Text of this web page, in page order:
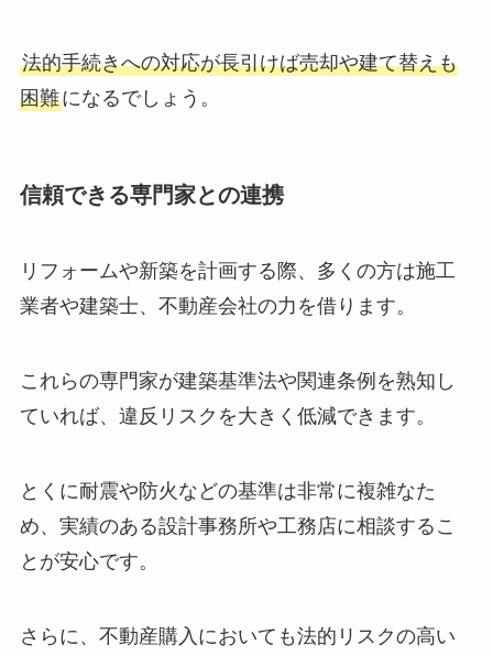
法的手続きへの対応が長引けば売却や建て替えも
困難になるでしょう。
信頼できる専門家との連携
リフォームや新築を計画する際、多くの方は施工
業者や建築士、不動産会社の力を借ります。
これらの専門家が建築基準法や関連条例を熟知し
ていれば、違反リスクを大きく低減できます。
とくに耐震や防火などの基準は非常に複雑なた
め、実績のある設計事務所や工務店に相談するこ
とが安心です。
さらに、不動産購入においても法的リスクの高い